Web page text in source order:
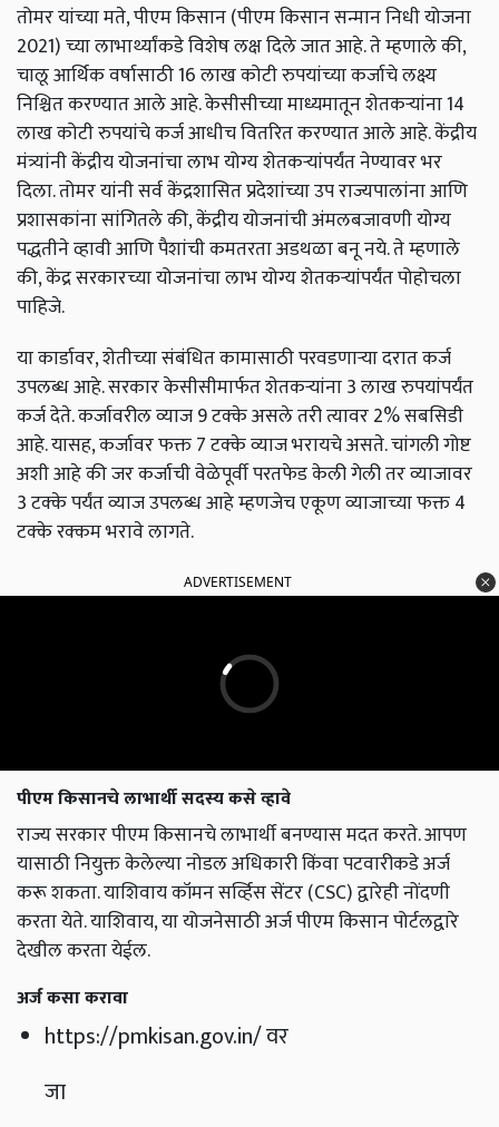
तोमर यांच्या मते, पीएम किसान (पीएम किसान सन्मान निधी योजना
2021) च्या लाभार्थ्यांकडे विशेष लक्ष दिले जात आहे. ते म्हणाले की,
चालू आर्थिक वर्षासाठी 16 लाख कोटी रुपयांच्या कर्जाचे लक्ष्य
निश्चित करण्यात आले आहे. केसीसीच्या माध्यमातून शेतकऱ्यांना 14
लाख कोटी रुपयांचे कर्ज आधीच वितरित करण्यात आले आहे. केंद्रीय
मंत्र्यांनी केंद्रीय योजनांचा लाभ योग्य शेतकऱ्यांपर्यंत नेण्यावर भर
दिला. तोमर यांनी सर्व केंद्रशासित प्रदेशांच्या उप राज्यपालांना आणि
प्रशासकांना सांगितले की, केंद्रीय योजनांची अंमलबजावणी योग्य
पद्धतीने व्हावी आणि पैशांची कमतरता अडथळा बनू नये. ते म्हणाले
की, केंद्र सरकारच्या योजनांचा लाभ योग्य शेतकऱ्यांपर्यंत पोहोचला
पाहिजे.
या कार्डावर, शेतीच्या संबंधित कामासाठी परवडणाऱ्या दरात कर्ज
उपलब्ध आहे. सरकार केसीसीमार्फत शेतकऱ्यांना 3 लाख रुपयांपर्यंत
कर्ज देते. कर्जावरील व्याज 9 टक्के असले तरी त्यावर 2% सबसिडी
आहे. यासह, कर्जावर फक्त 7 टक्के व्याज भरायचे असते. चांगली गोष्ट
अशी आहे की जर कर्जाची वेळेपूर्वी परतफेड केली गेली तर व्याजावर
3 टक्के पर्यंत व्याज उपलब्ध आहे म्हणजेच एकूण व्याजाच्या फक्त 4
टक्के रक्कम भरावे लागते.
ADVERTISEMENT
पीएम किसानचे लाभार्थी सदस्य कसे व्हावे
राज्य सरकार पीएम किसानचे लाभार्थी बनण्यास मदत करते. आपण
यासाठी नियुक्त केलेल्या नोडल अधिकारी किंवा पटवारीकडे अर्ज
करू शकता. याशिवाय कॉमन सर्व्हिस सेंटर (CSC) द्वारेही नोंदणी
करता येते. याशिवाय, या योजनेसाठी अर्ज पीएम किसान पोर्टलद्वारे
देखील करता येईल.
अर्ज कसा करावा
https://pmkisan.gov.in/ वर
जा